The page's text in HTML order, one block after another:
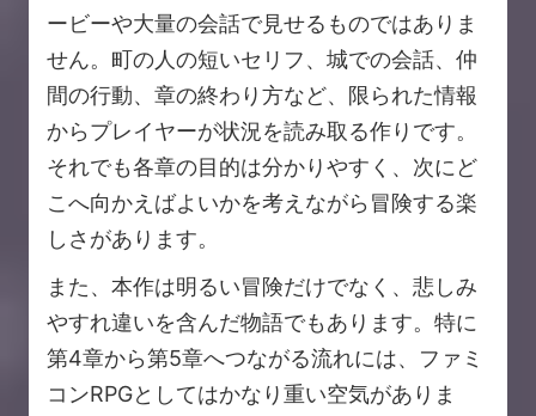
ービーや大量の会話で見せるものではありま
せん。町の人の短いセリフ、城での会話、仲
間の行動、章の終わり方など、限られた情報
からプレイヤーが状況を読み取る作りです。
それでも各章の目的は分かりやすく、次にど
こへ向かえばよいかを考えながら冒険する楽
しさがあります。
また、本作は明るい冒険だけでなく、悲しみ
やすれ違いを含んだ物語でもあります。特に
第4章から第5章へつながる流れには、ファミ
コンRPGとしてはかなり重い空気がありま